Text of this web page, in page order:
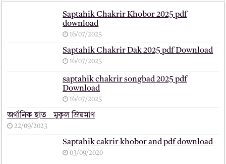
Saptahik Chakrir Khobor 2025 pdf
download
16/07/2025
Saptahik Chakrir Dak 2025 pdf Download
16/07/2025
saptahik chakrir songbad 2025 pdf
Download
16/07/2025
অর্গানিক হাত _ মুকুল ম্রিয়মাণ
22/09/2023
Saptahik cakrir khobor and pdf download
03/09/2020